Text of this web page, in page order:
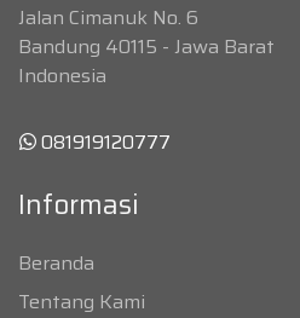
Jalan Cimanuk No. 6
Bandung 40115 - Jawa Barat
Indonesia
081919120777
Informasi
Beranda
Tentang Kami